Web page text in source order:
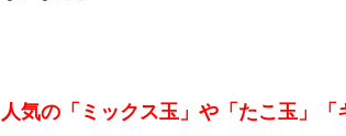
人気の「ミックス玉」や「たこ玉」「